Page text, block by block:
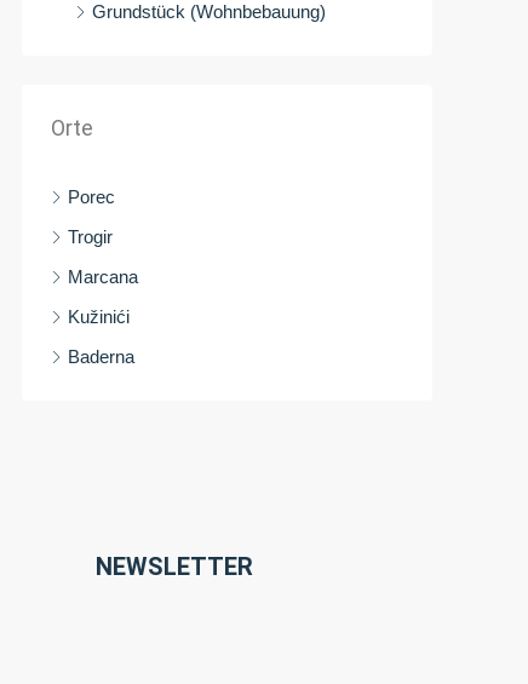
Grundstück (Wohnbebauung)
Orte
Porec
Trogir
Marcana
Kužinići
Baderna
NEWSLETTER